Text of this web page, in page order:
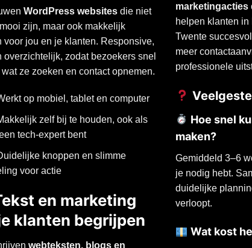
WordPress websites die niet
zijn, maar ook makkelijk
voor jou en je klanten. Responsive,
overzichtelijk, zodat bezoekers snel
ze zoeken en contact opnemen.
op mobiel, tablet en computer
zelf bij te houden, ook als
tech-expert bent
knoppen en slimme
voor actie
en marketing
klanten begrijpen
webteksten, blogs en
marketingacties
helpen klanten in
Twente
meer
professionele
Hoe snel
maken?
Gemiddeld 3–6
je nodig hebt.
duidelijke
verloopt.
Wat kost